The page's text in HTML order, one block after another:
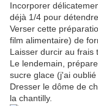
Incorporer
déjà 1/4 pour
Verser cette
film alimentaire) de
Laisser durcir au frais
Le lendemain,
sucre glace (j'ai
Dresser le dôme de
la chantilly.